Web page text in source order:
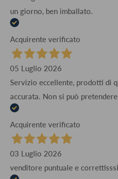
un giorno, ben imballato.
Acquirente verificato
05 Luglio 2026
Servizio eccellente, prodotti di
accurata. Non si può
Acquirente verificato
03 Luglio 2026
venditore puntuale e